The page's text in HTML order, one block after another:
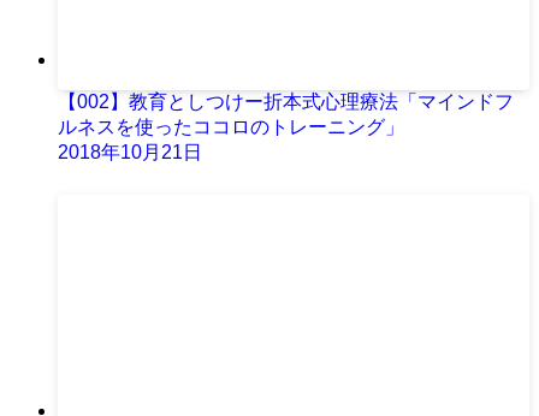
【002】教育としつけー折本式心理療法「マインドフ
ルネスを使ったココロのトレーニング」
2018年10月21日